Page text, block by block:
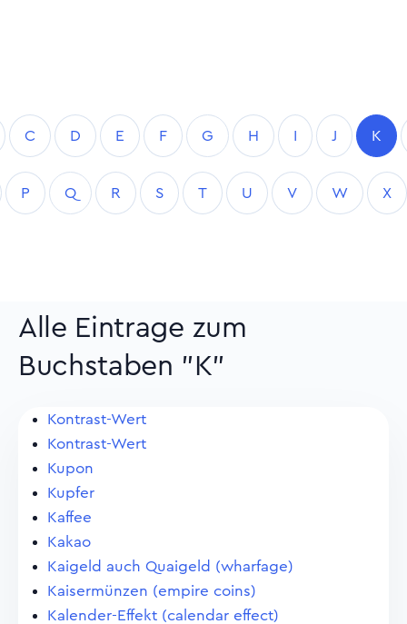
C D E F G H I J K
P Q R S T U V W X
Alle Eintrage zum
Buchstaben "K"
Kontrast-Wert
Kontrast-Wert
Kupon
Kupfer
Kaffee
Kakao
Kaigeld auch Quaigeld (wharfage)
Kaisermünzen (empire coins)
Kalender-Effekt (calendar effect)